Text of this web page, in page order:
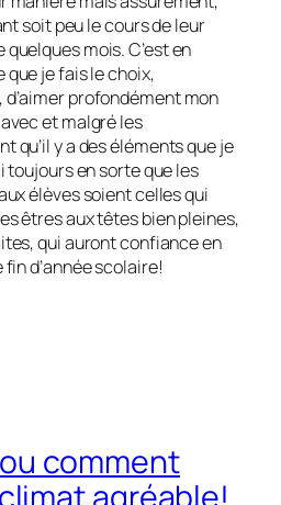
soit peu le cours de leur
mois. C’est en
je fais le choix,
d’aimer profondément mon
et malgré les
qu’il y a des éléments que je
toujours en sorte que les
élèves soient celles qui
êtres aux têtes bien pleines,
qui auront confiance en
d’année scolaire!
comment